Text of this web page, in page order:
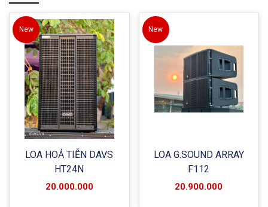
New
LOA HOẢ TIỄN DAVS
HT24N
20.000.000
New
LOA G.SOUND ARRAY
F112
20.900.000